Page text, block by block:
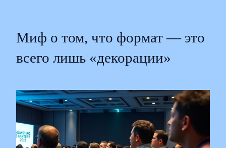
Миф о том, что формат — это
всего лишь «декорации»